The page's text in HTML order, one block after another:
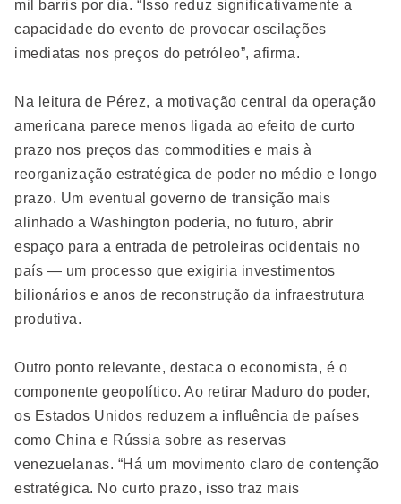
mil barris por dia. “Isso reduz significativamente a
capacidade do evento de provocar oscilações
imediatas nos preços do petróleo”, afirma.
Na leitura de Pérez, a motivação central da operação
americana parece menos ligada ao efeito de curto
prazo nos preços das commodities e mais à
reorganização estratégica de poder no médio e longo
prazo. Um eventual governo de transição mais
alinhado a Washington poderia, no futuro, abrir
espaço para a entrada de petroleiras ocidentais no
país — um processo que exigiria investimentos
bilionários e anos de reconstrução da infraestrutura
produtiva.
Outro ponto relevante, destaca o economista, é o
componente geopolítico. Ao retirar Maduro do poder,
os Estados Unidos reduzem a influência de países
como China e Rússia sobre as reservas
venezuelanas. “Há um movimento claro de contenção
estratégica. No curto prazo, isso traz mais